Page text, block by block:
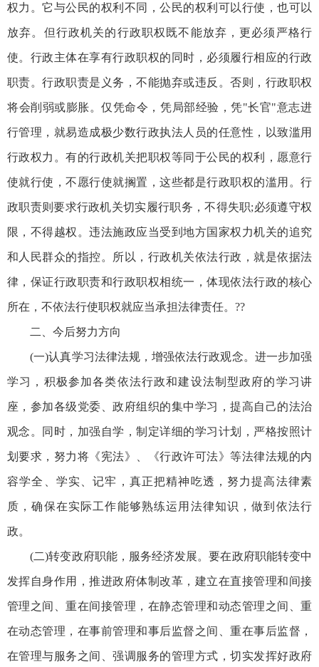
权力。它与公民的权利不同，公民的权利可以行使，也可以
放弃。但行政机关的行政职权既不能放弃，更必须严格行
使。行政主体在享有行政职权的同时，必须履行相应的行政
职责。行政职责是义务，不能抛弃或违反。否则，行政职权
将会削弱或膨胀。仅凭命令，凭局部经验，凭"长官"意志进
行管理，就易造成极少数行政执法人员的任意性，以致滥用
行政权力。有的行政机关把职权等同于公民的权利，愿意行
使就行使，不愿行使就搁置，这些都是行政职权的滥用。行
政职责则要求行政机关切实履行职务，不得失职;必须遵守权
限，不得越权。违法施政应当受到地方国家权力机关的追究
和人民群众的指控。所以，行政机关依法行政，就是依据法
律，保证行政职责和行政职权相统一，体现依法行政的核心
所在，不依法行使职权就应当承担法律责任。??
二、今后努力方向
(一)认真学习法律法规，增强依法行政观念。进一步加强
学习，积极参加各类依法行政和建设法制型政府的学习讲
座，参加各级党委、政府组织的集中学习，提高自己的法治
观念。同时，加强自学，制定详细的学习计划，严格按照计
划要求，努力将《宪法》、《行政许可法》等法律法规的内
容学全、学实、记牢，真正把精神吃透，努力提高法律素
质，确保在实际工作能够熟练运用法律知识，做到依法行
政。
(二)转变政府职能，服务经济发展。要在政府职能转变中
发挥自身作用，推进政府体制改革，建立在直接管理和间接
管理之间、重在间接管理，在静态管理和动态管理之间、重
在动态管理，在事前管理和事后监督之间、重在事后监督，
在管理与服务之间、强调服务的管理方式，切实发挥好政府